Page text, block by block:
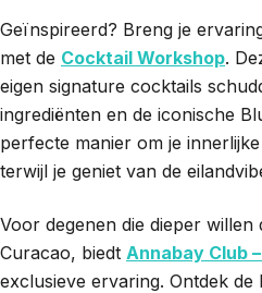
Geïnspireerd? Breng je
met de Cocktail Workshop.
eigen signature cocktails
ingrediënten en de iconische
perfecte manier om je
terwijl je geniet van de
Voor degenen die dieper
Curacao, biedt Annabay Club
exclusieve ervaring. Ontdek